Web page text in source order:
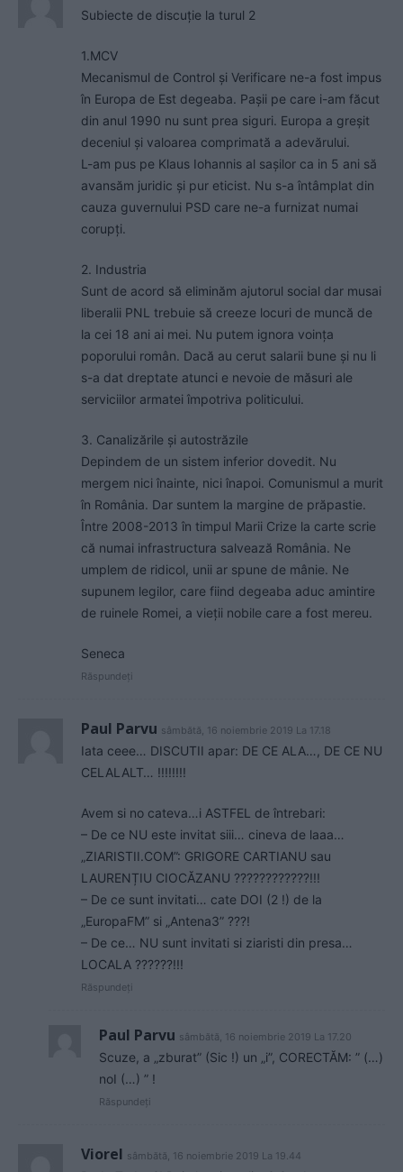
Subiecte de discuție la turul 2
1.MCV
Mecanismul de Control și Verificare ne-a fost impus
în Europa de Est degeaba. Pașii pe care i-am făcut
din anul 1990 nu sunt prea siguri. Europa a greșit
deceniul și valoarea comprimată a adevărului.
L-am pus pe Klaus Iohannis al sașilor ca in 5 ani să
avansăm juridic și pur eticist. Nu s-a întâmplat din
cauza guvernului PSD care ne-a furnizat numai
corupți.
2. Industria
Sunt de acord să eliminăm ajutorul social dar musai
liberalii PNL trebuie să creeze locuri de muncă de
la cei 18 ani ai mei. Nu putem ignora voința
poporului român. Dacă au cerut salarii bune și nu li
s-a dat dreptate atunci e nevoie de măsuri ale
serviciilor armatei împotriva politicului.
3. Canalizările și autostrăzile
Depindem de un sistem inferior dovedit. Nu
mergem nici înainte, nici înapoi. Comunismul a murit
în România. Dar suntem la margine de prăpastie.
Între 2008-2013 în timpul Marii Crize la carte scrie
că numai infrastructura salvează România. Ne
umplem de ridicol, unii ar spune de mânie. Ne
supunem legilor, care fiind degeaba aduc amintire
de ruinele Romei, a vieții nobile care a fost mereu.
Seneca
Răspundeți
Paul Parvu sâmbătă, 16 noiembrie 2019 La 17.18
Iata ceee… DISCUTII apar: DE CE ALA…, DE CE NU
CELALALT… !!!!!!!!
Avem si no cateva…i ASTFEL de întrebari:
– De ce NU este invitat siii… cineva de laaa…
„ZIARISTII.COM”: GRIGORE CARTIANU sau
LAURENȚIU CIOCĂZANU ????????????!!!
– De ce sunt invitati… cate DOI (2 !) de la
„EuropaFM” si „Antena3” ???!
– De ce… NU sunt invitati si ziaristi din presa…
LOCALA ??????!!!
Răspundeți
Paul Parvu sâmbătă, 16 noiembrie 2019 La 17.20
Scuze, a „zburat” (Sic !) un „i”, CORECTĂM: ” (…)
noI (…) ” !
Răspundeți
Viorel sâmbătă, 16 noiembrie 2019 La 19.44